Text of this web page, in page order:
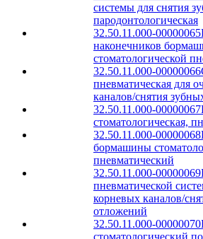
системы для снятия
пародонтологическая
32.50.11.000-00000065
наконечников
стоматологической
32.50.11.000-00000066
пневматическая для
каналов/снятия
32.50.11.000-00000067
стоматологическая,
32.50.11.000-00000068
бормашины
пневматический
32.50.11.000-00000069
пневматической
корневых каналов/
отложений
32.50.11.000-00000070
стоматологический